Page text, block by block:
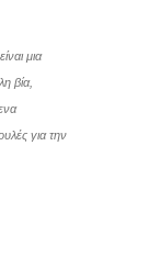
μια
βία,
για την